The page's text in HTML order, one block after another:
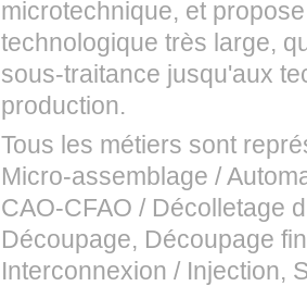
microtechnique, et
technologique très large,
sous-traitance jusqu'aux
production.
Tous les métiers sont
Micro-assemblage /
CAO-CFAO / Décolletage
Découpage, Découpage
Interconnexion / Injection,